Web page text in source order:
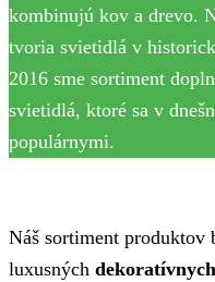
kombinujú kov a drevo.
tvoria svietidlá v
2016 sme sortiment
svietidlá, ktoré sa v
populárnymi.
Náš sortiment
luxusných dekoratívnych